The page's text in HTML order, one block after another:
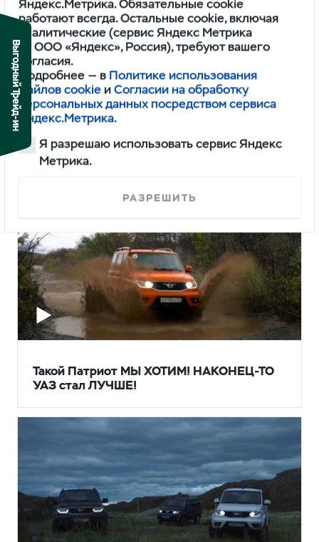
Как рождается двигатель ЗМЗ
Такой Патриот МЫ ХОТИМ! НАКОНЕЦ-ТО
УАЗ стал ЛУЧШЕ!
Яндекс.Метрика. Обязательные cookie
работают всегда. Остальные cookie, включая
аналитические (сервис Яндекс Метрика
от ООО «Яндекс», Россия), требуют вашего
согласия.
Подробнее — в Политике использования
файлов cookie иСогласии на обработку
персональных данных посредством сервиса
Яндекс.Метрика.
Я разрешаю использовать сервис Яндекс
Метрика.
РАЗРЕШИТЬ
Выгодный Трейд-ин